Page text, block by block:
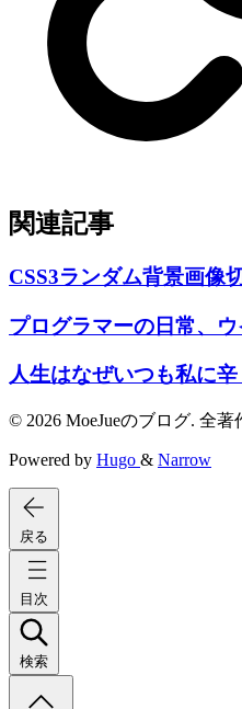
関連記事
CSS3ランダム背景画像
プログラマーの日常、
人生はなぜいつも私に
© 2026 MoeJueのブログ. 全著
Powered by Hugo & Narrow
戻る
目次
検索